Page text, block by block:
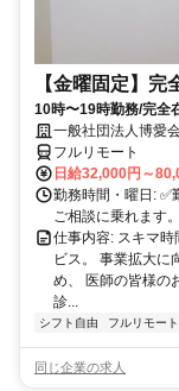
【金曜固定】
10時〜19時勤務/完全
業務一般社団法人博愛
フルリモート
日給32,000円～
勤務時間・曜日:
ご相談に乗れます。
仕事内容: スキマ
ビス。 事業拡大に
め、 医師の皆様の
診...
シフト自由 フルリモート
同じ企業の求人